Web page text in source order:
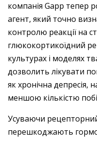
компанія Gapp тепер
агент, який точно
контролю реакції на
глюкокортикоїдний
культурах і моделях
дозволить лікувати
як хронічна депресія,
меншою кількістю
Усуваючи
перешкоджають